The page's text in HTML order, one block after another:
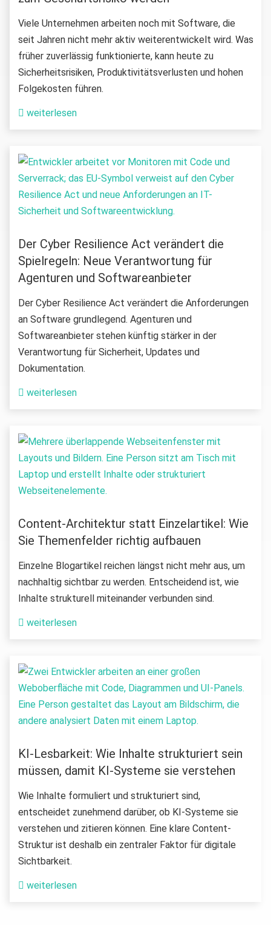
Viele Unternehmen arbeiten noch mit Software, die
seit Jahren nicht mehr aktiv weiterentwickelt wird. Was
früher zuverlässig funktionierte, kann heute zu
Sicherheitsrisiken, Produktivitätsverlusten und hohen
Folgekosten führen.
weiterlesen
Der Cyber Resilience Act verändert die
Spielregeln: Neue Verantwortung für
Agenturen und Softwareanbieter
Der Cyber Resilience Act verändert die Anforderungen
an Software grundlegend. Agenturen und
Softwareanbieter stehen künftig stärker in der
Verantwortung für Sicherheit, Updates und
Dokumentation.
weiterlesen
Content-Architektur statt Einzelartikel: Wie
Sie Themenfelder richtig aufbauen
Einzelne Blogartikel reichen längst nicht mehr aus, um
nachhaltig sichtbar zu werden. Entscheidend ist, wie
Inhalte strukturell miteinander verbunden sind.
weiterlesen
KI-Lesbarkeit: Wie Inhalte strukturiert sein
müssen, damit KI-Systeme sie verstehen
Wie Inhalte formuliert und strukturiert sind,
entscheidet zunehmend darüber, ob KI-Systeme sie
verstehen und zitieren können. Eine klare Content-
Struktur ist deshalb ein zentraler Faktor für digitale
Sichtbarkeit.
weiterlesen